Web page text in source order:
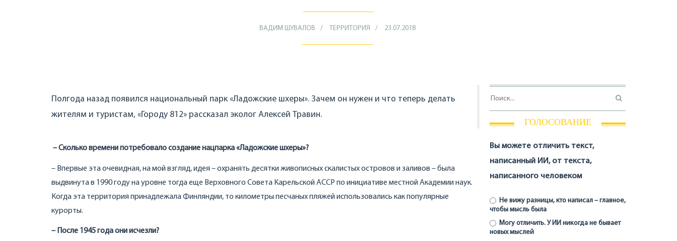
ВАДИМ ШУВАЛОВ ТЕРРИТОРИЯ 23.07.2018
Полгода назад появился национальный парк «Ладожские шхеры». Зачем он нужен и что теперь делать
жителям и туристам, «Городу 812» рассказал эколог Алексей Травин.
– Сколько времени потребовало создание нацпарка «Ладожские шхеры»?
– Впервые эта очевидная, на мой взгляд, идея – охранять десятки живописных скалистых островов и заливов – была
выдвинута в 1990 году на уровне тогда еще Верховного Совета Карельской АССР по инициативе местной Академии наук.
Когда эта территория принадлежала Финляндии, то километры песчаных пляжей использовались как популярные
курорты.
– После 1945 года они исчезли?
ГОЛОСОВАНИЕ
Вы можете отличить текст,
написанный ИИ, от текста,
написанного человеком
Не вижу разницы, кто написал – главное,
чтобы мысль была
Могу отличить. У ИИ никогда не бывает
новых мыслей